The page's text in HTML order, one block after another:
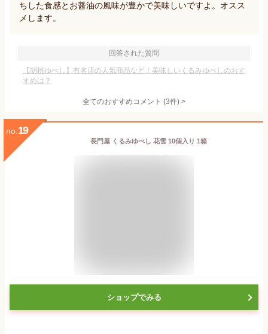
ちした食感とお醤油の風味が豊かで美味しいですよ。オスス
メします。
回答された質問
【胡桃ゆべし】有名店の人気商品など！美味しいくるみゆべしのおす
すめは？
全てのおすすめコメント (3件) >
no. 19
長門屋 くるみゆべし 花雪 10個入り 1箱
ショップでみる